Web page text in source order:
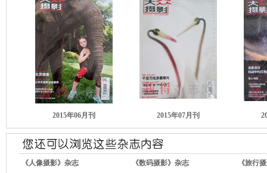
2015年06月刊 2015年07月刊
《人像摄影》杂志 《数码摄影》杂志 《旅行